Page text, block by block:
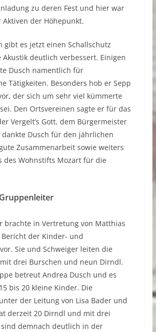
zu deren Fest und hier war
der Höhepunkt.
gibt es jetzt einen Schallschutz
deutlich verbessert. Einigen
Dusch namentlich für
Tätigkeiten. Besonders hob er Sepp
der sich um sehr viel kümmerte
Den Ortsvereinen sagte er für das
Vergelt’s Gott, dem Bürgermeister
dankte Dusch für den jährlichen
Zusammenarbeit sowie weiters
des Wohnstifts Mozart für die
brachte in Vertretung von Matthias
der Kinder- und
Sie und Schweiger leiten die
drei Burschen und neun Dirndl.
betreut Andrea Dusch und es
bis 20 kleine Kinder. Die
der Leitung von Lisa Bader und
derzeit 20 Dirndl und mit drei
demnach deutlich in der